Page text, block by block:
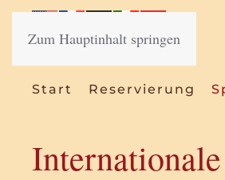
Zum Hauptinhalt springen
Start Reservierung